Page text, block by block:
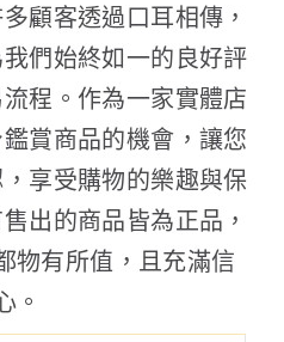
顧客透過口耳相傳，
們始終如一的良好評
程。作為一家實體店
賞商品的機會，讓您
享受購物的樂趣與保
出的商品皆為正品，
物有所值，且充滿信
。